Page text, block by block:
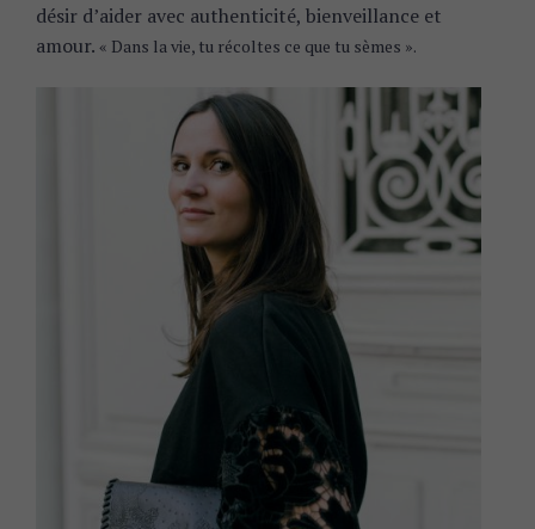
désir d’aider avec authenticité, bienveillance et
amour. « Dans la vie, tu récoltes ce que tu sèmes ».